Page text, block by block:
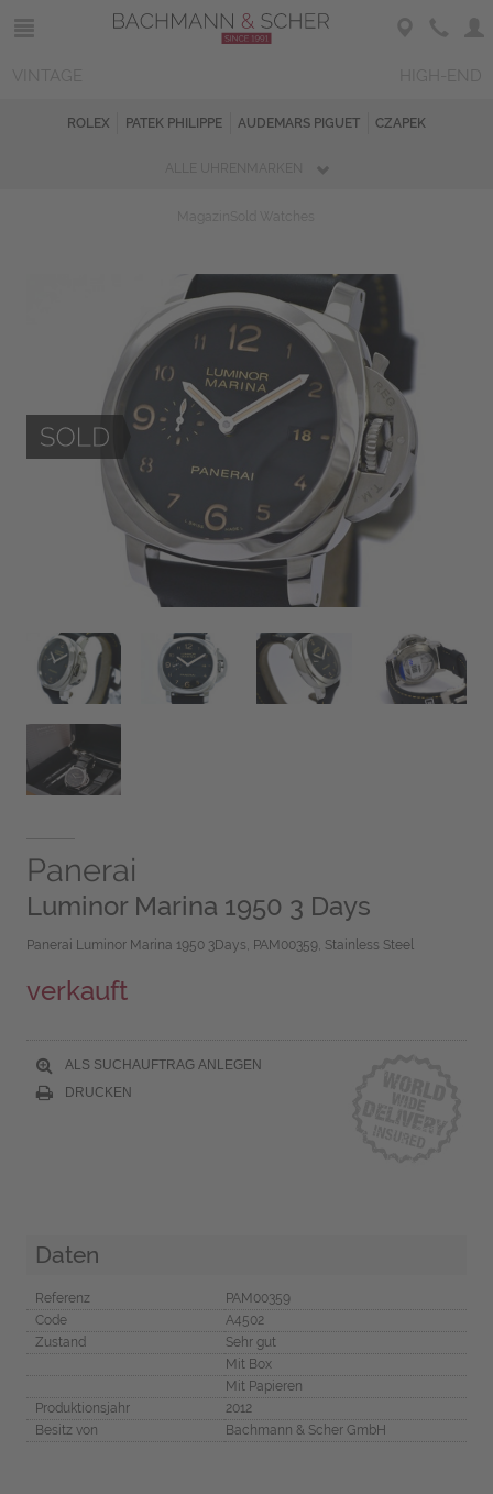
ROLEX PATEK PHILIPPE AUDEMARS PIGUET CZAPEK
Panerai
Luminor Marina 1950 3 Days
Panerai Luminor Marina 1950 3Days, PAM00359, Stainless Steel
verkauft
ALS SUCHAUFTRAG ANLEGEN
DRUCKEN
Daten
Referenz
PAM00359
Code
A4502
Zustand
Sehr gut
Mit Box
Mit Papieren
Produktionsjahr
2012
Besitz von
Bachmann & Scher GmbH